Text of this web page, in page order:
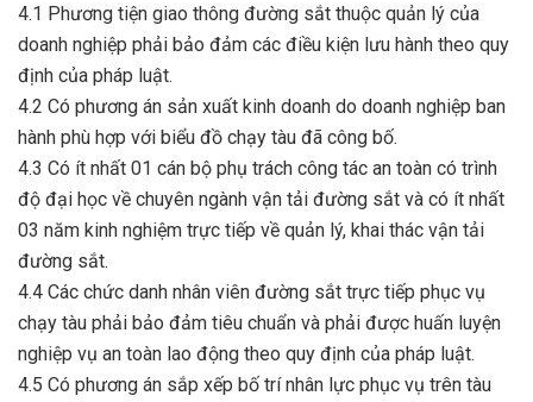
4.1 Phương tiện giao thông đường sắt thuộc quản lý của
doanh nghiệp phải bảo đảm các điều kiện lưu hành theo quy
định của pháp luật.
4.2 Có phương án sản xuất kinh doanh do doanh nghiệp ban
hành phù hợp với biểu đồ chạy tàu đã công bố.
4.3 Có ít nhất 01 cán bộ phụ trách công tác an toàn có trình
độ đại học về chuyên ngành vận tải đường sắt và có ít nhất
03 năm kinh nghiệm trực tiếp về quản lý, khai thác vận tải
đường sắt.
4.4 Các chức danh nhân viên đường sắt trực tiếp phục vụ
chạy tàu phải bảo đảm tiêu chuẩn và phải được huấn luyện
nghiệp vụ an toàn lao động theo quy định của pháp luật.
4.5 Có phương án sắp xếp bố trí nhân lực phục vụ trên tàu